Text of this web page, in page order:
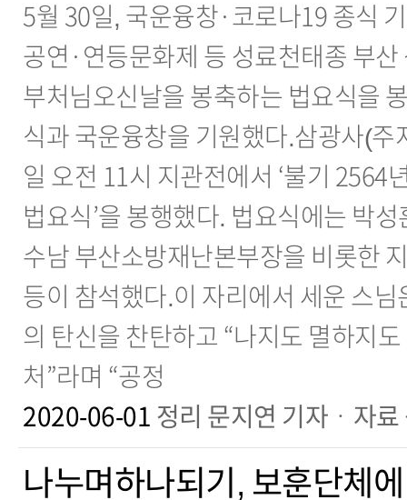
5월 30일, 국운융창·코로나19 종식
공연·연등문화제 등 성료천태종 부
부처님오신날을 봉축하는 법요식을
식과 국운융창을 기원했다.삼광사(주
일 오전 11시 지관전에서 ‘불기 2564
법요식’을 봉행했다. 법요식에는 박
수남 부산소방재난본부장을 비롯한
등이 참석했다.이 자리에서 세운 스님
의 탄신을 찬탄하고 “나지도 멸하지
처”라며 “공정
2020-06-01 정리 문지연 기자ㆍ자
나누며하나되기, 보훈단체